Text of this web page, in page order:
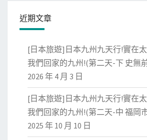
近期文章
[日本旅遊]日本九州九天行!實在
我們回家的九州!(第二天-下 史無
2026 年 4 月 3 日
[日本旅遊]日本九州九天行!實在
我們回家的九州!(第二天-中 福岡
2025 年 10 月 10 日